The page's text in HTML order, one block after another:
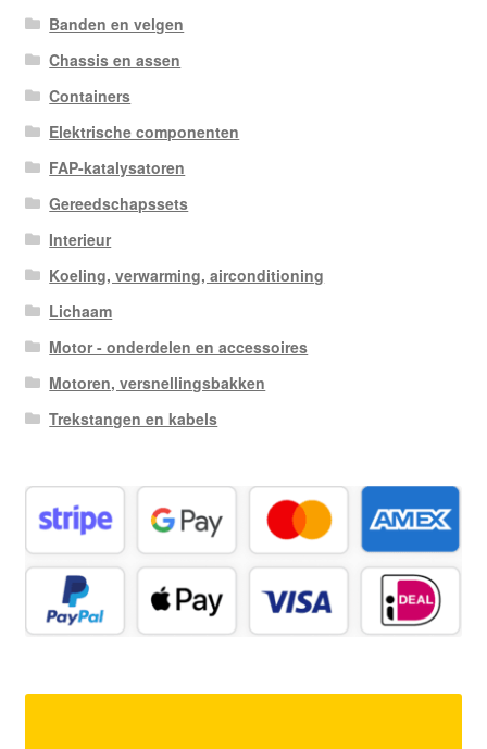
Banden en velgen
Chassis en assen
Containers
Elektrische componenten
FAP-katalysatoren
Gereedschapssets
Interieur
Koeling, verwarming, airconditioning
Lichaam
Motor - onderdelen en accessoires
Motoren, versnellingsbakken
Trekstangen en kabels